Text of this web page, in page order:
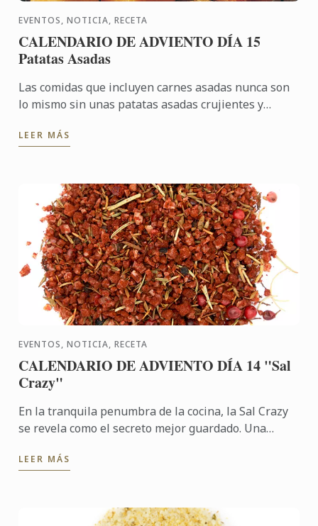
EVENTOS, NOTICIA, RECETA
CALENDARIO DE ADVIENTO DÍA 15
Patatas Asadas
Las comidas que incluyen carnes asadas nunca son
lo mismo sin unas patatas asadas crujientes y
LEER MÁS
EVENTOS, NOTICIA, RECETA
CALENDARIO DE ADVIENTO DÍA 14 "Sal
Crazy"
En la tranquila penumbra de la cocina, la Sal Crazy
se revela como el secreto mejor guardado. Una
rosadas y cayena ...
LEER MÁS